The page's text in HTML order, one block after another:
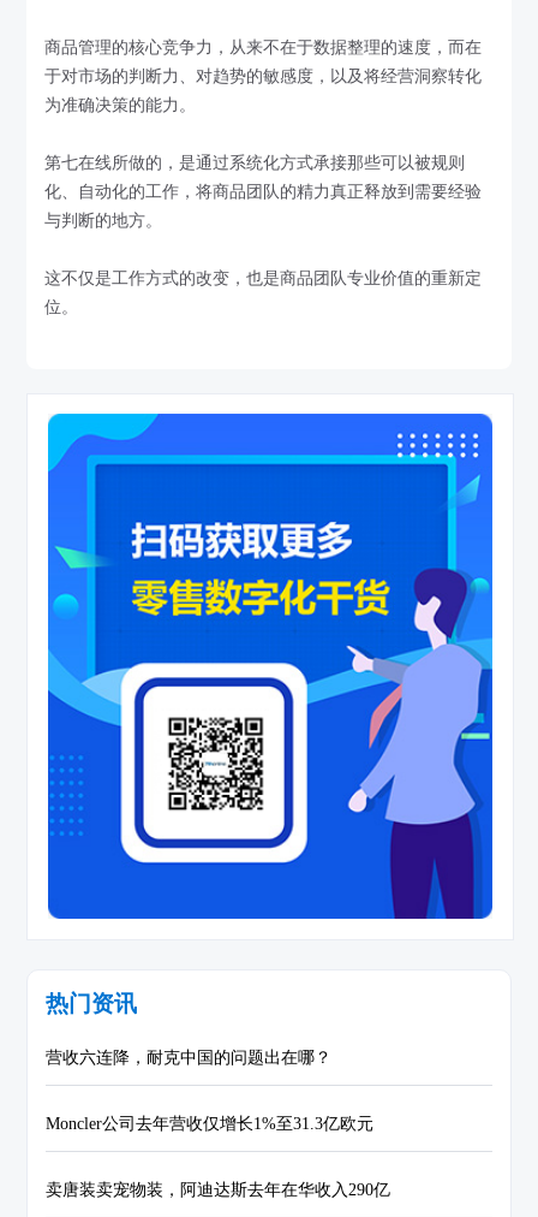
商品管理的核心竞争力，从来不在于数据整理的速度，而在
于对市场的判断力、对趋势的敏感度，以及将经营洞察转化
为准确决策的能力。
第七在线所做的，是通过系统化方式承接那些可以被规则
化、自动化的工作，将商品团队的精力真正释放到需要经验
与判断的地方。
这不仅是工作方式的改变，也是商品团队专业价值的重新定
位。
热门资讯
营收六连降，耐克中国的问题出在哪？
Moncler公司去年营收仅增长1%至31.3亿欧元
卖唐装卖宠物装，阿迪达斯去年在华收入290亿